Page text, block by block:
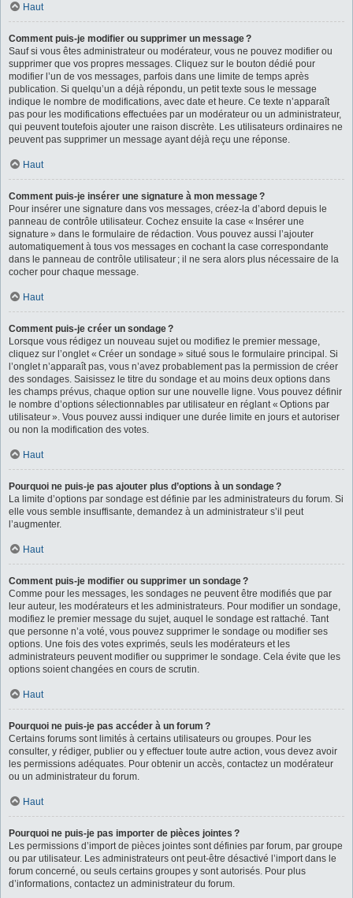
Haut
Comment puis-je modifier ou supprimer un message ?
Sauf si vous êtes administrateur ou modérateur, vous ne pouvez modifier ou
supprimer que vos propres messages. Cliquez sur le bouton dédié pour
modifier l’un de vos messages, parfois dans une limite de temps après
publication. Si quelqu’un a déjà répondu, un petit texte sous le message
indique le nombre de modifications, avec date et heure. Ce texte n’apparaît
pas pour les modifications effectuées par un modérateur ou un administrateur,
qui peuvent toutefois ajouter une raison discrète. Les utilisateurs ordinaires ne
peuvent pas supprimer un message ayant déjà reçu une réponse.
Haut
Comment puis-je insérer une signature à mon message ?
Pour insérer une signature dans vos messages, créez-la d’abord depuis le
panneau de contrôle utilisateur. Cochez ensuite la case « Insérer une
signature » dans le formulaire de rédaction. Vous pouvez aussi l’ajouter
automatiquement à tous vos messages en cochant la case correspondante
dans le panneau de contrôle utilisateur ; il ne sera alors plus nécessaire de la
cocher pour chaque message.
Haut
Comment puis-je créer un sondage ?
Lorsque vous rédigez un nouveau sujet ou modifiez le premier message,
cliquez sur l’onglet « Créer un sondage » situé sous le formulaire principal. Si
l’onglet n’apparaît pas, vous n’avez probablement pas la permission de créer
des sondages. Saisissez le titre du sondage et au moins deux options dans
les champs prévus, chaque option sur une nouvelle ligne. Vous pouvez définir
le nombre d’options sélectionnables par utilisateur en réglant « Options par
utilisateur ». Vous pouvez aussi indiquer une durée limite en jours et autoriser
ou non la modification des votes.
Haut
Pourquoi ne puis-je pas ajouter plus d’options à un sondage ?
La limite d’options par sondage est définie par les administrateurs du forum. Si
elle vous semble insuffisante, demandez à un administrateur s’il peut
l’augmenter.
Haut
Comment puis-je modifier ou supprimer un sondage ?
Comme pour les messages, les sondages ne peuvent être modifiés que par
leur auteur, les modérateurs et les administrateurs. Pour modifier un sondage,
modifiez le premier message du sujet, auquel le sondage est rattaché. Tant
que personne n’a voté, vous pouvez supprimer le sondage ou modifier ses
options. Une fois des votes exprimés, seuls les modérateurs et les
administrateurs peuvent modifier ou supprimer le sondage. Cela évite que les
options soient changées en cours de scrutin.
Haut
Pourquoi ne puis-je pas accéder à un forum ?
Certains forums sont limités à certains utilisateurs ou groupes. Pour les
consulter, y rédiger, publier ou y effectuer toute autre action, vous devez avoir
les permissions adéquates. Pour obtenir un accès, contactez un modérateur
ou un administrateur du forum.
Haut
Pourquoi ne puis-je pas importer de pièces jointes ?
Les permissions d’import de pièces jointes sont définies par forum, par groupe
ou par utilisateur. Les administrateurs ont peut-être désactivé l’import dans le
forum concerné, ou seuls certains groupes y sont autorisés. Pour plus
d’informations, contactez un administrateur du forum.